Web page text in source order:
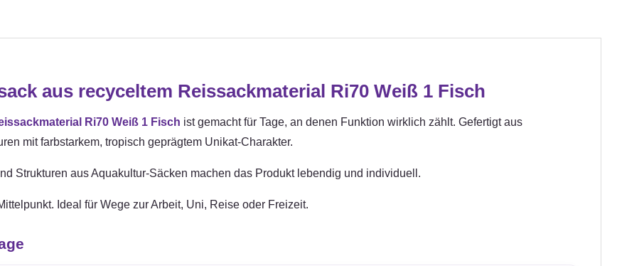
aus recyceltem Reissackmaterial Ri70 Weiß 1 Fisch
Ri70 Weiß 1 Fisch ist gemacht für Tage, an denen Funktion wirklich zählt. Gefertigt aus
mit farbstarkem, tropisch geprägtem Unikat-Charakter.
Strukturen aus Aquakultur-Säcken machen das Produkt lebendig und individuell.
Ideal für Wege zur Arbeit, Uni, Reise oder Freizeit.